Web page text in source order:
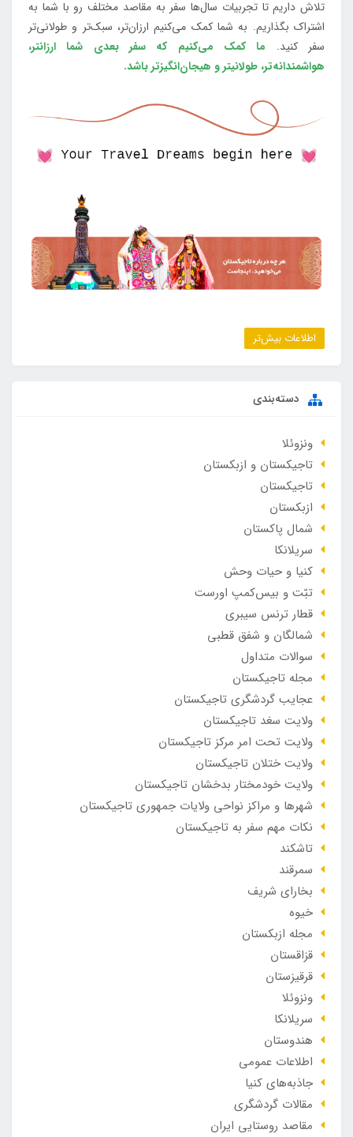
تلاش داریم تا تجربیات سال‌ها سفر به مقاصد مختلف رو با شما به
اشتراک بگذاریم. به شما کمک می‌کنیم ارزان‌تر، سبک‌تر و طولانی‌تر
سفر کنید. ما کمک می‌کنیم که سفر بعدی شما ارزانتر،
هواشمندانه‌تر، طولانی‎تر و هیجان‌انگیزتر باشد.
اطلاعات بیش‌تر
دسته‌بندی
ونزوئلا
تاجیکستان و ازبکستان
تاجیکستان
ازبکستان
شمال پاکستان
سریلانکا
کنیا و حیات وحش
تبّت و بیس‌کمپ اورست
قطار ترنس سیبری
شمالگان و شفق قطبی
سوالات متداول
مجله تاجیکستان
عجایب گردشگری تاجیکستان
ولایت سغد تاجیکستان
ولایت تحت امر مرکز تاجیکستان
ولایت ختلان تاجیکستان
ولایت خودمختار بدخشان تاجیکستان
شهرها و مراکز نواحی ولایات جمهوری تاجیکستان
نکات مهم سفر به تاجیکستان
تاشکند
سمرقند
بخارای شریف
خیوه
مجله ازبکستان
قزاقستان
قرقیزستان
ونزوئلا
سریلانکا
هندوستان
اطلاعات عمومی
جاذبه‌های کنیا
مقالات گردشگری
مقاصد روستایی ایران